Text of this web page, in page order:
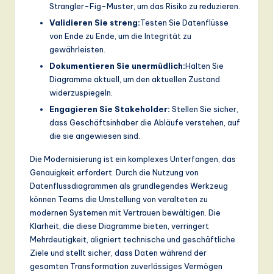
Strangler-Fig-Muster, um das Risiko zu reduzieren.
Validieren Sie streng:Testen Sie Datenflüsse
von Ende zu Ende, um die Integrität zu
gewährleisten.
Dokumentieren Sie unermüdlich:Halten Sie
Diagramme aktuell, um den aktuellen Zustand
widerzuspiegeln.
Engagieren Sie Stakeholder: Stellen Sie sicher,
dass Geschäftsinhaber die Abläufe verstehen, auf
die sie angewiesen sind.
Die Modernisierung ist ein komplexes Unterfangen, das
Genauigkeit erfordert. Durch die Nutzung von
Datenflussdiagrammen als grundlegendes Werkzeug
können Teams die Umstellung von veralteten zu
modernen Systemen mit Vertrauen bewältigen. Die
Klarheit, die diese Diagramme bieten, verringert
Mehrdeutigkeit, aligniert technische und geschäftliche
Ziele und stellt sicher, dass Daten während der
gesamten Transformation zuverlässiges Vermögen